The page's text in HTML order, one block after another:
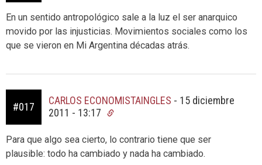
En un sentido antropológico sale a la luz el ser anarquico
movido por las injusticias. Movimientos sociales como los
que se vieron en Mi Argentina décadas atrás.
#017
CARLOS ECONOMISTAINGLES - 15 diciembre
2011 - 13:17
Para que algo sea cierto, lo contrario tiene que ser
plausible: todo ha cambiado y nada ha cambiado.